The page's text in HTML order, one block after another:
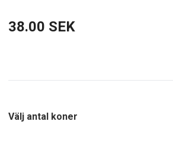
38.00 SEK
Välj antal koner